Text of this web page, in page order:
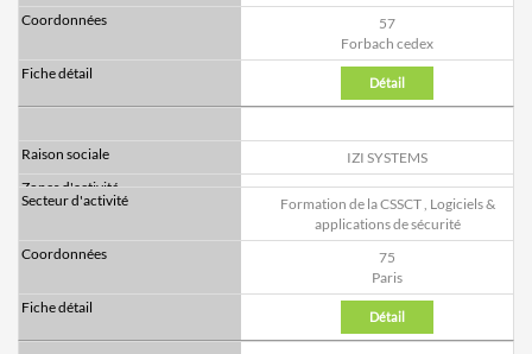
57
Forbach cedex
Détail
IZI SYSTEMS
Formation de la CSSCT, Logiciels &
applications de sécurité
75
Paris
Détail